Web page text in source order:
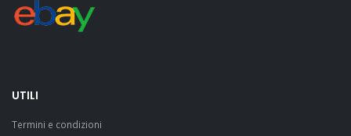
UTILI
Termini e condizioni